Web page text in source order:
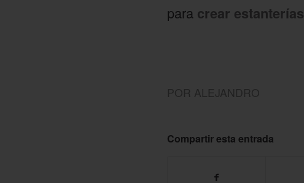
para crear estanterías
POR ALEJANDRO
Compartir esta entrada